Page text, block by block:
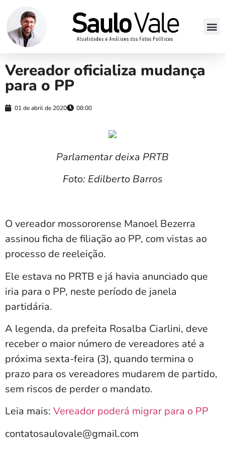
Vereador oficializa mudança
para o PP
01 de abril de 2020 08:00
Parlamentar deixa PRTB
Foto: Edilberto Barros
O vereador mossororense Manoel Bezerra
assinou ficha de filiação ao PP, com vistas ao
processo de reeleição.
Ele estava no PRTB e já havia anunciado que
iria para o PP, neste período de janela
partidária.
A legenda, da prefeita Rosalba Ciarlini, deve
receber o maior número de vereadores até a
próxima sexta-feira (3), quando termina o
prazo para os vereadores mudarem de partido,
sem riscos de perder o mandato.
Leia mais: Vereador poderá migrar para o PP
contatosaulovale@gmail.com